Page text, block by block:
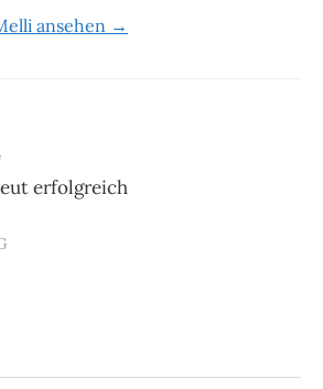
ansehen →
erfolgreich